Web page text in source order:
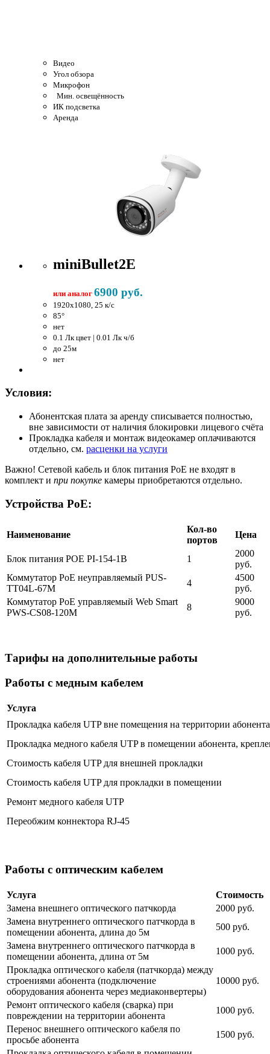
Видео
Угол обзора
Микрофон
Мин. освещённость
ИК подсветка
Аренда
miniBullet2E
или аналог 6900 руб.
1920x1080, 25 к/c
85°
нет
0.1 Лк цвет | 0.01 Лк ч/б
до 25м
нет
Условия:
Абонентская плата за аренду списывается полностью,
вне зависимости от наличия блокировки лицевого счёта
Прокладка кабеля и монтаж видеокамер оплачиваются
отдельно, см. расценки на услуги
Важно! Сетевой кабель и блок питания PoE не входят в
комплект и при покупке камеры приобретаются отдельно.
Устройства PoE:
Наименование
Кол-во
портов
Цена
Блок питания POE PI-154-1B 1
2000
руб.
Коммутатор PoE неуправляемый PUS-
TT04L-67M
4
4500
руб.
Коммутатор PoE управляемый Web Smart
PWS-CS08-120M
8
9000
руб.
Тарифы на дополнительные работы
Работы с медным кабелем
Услуга
Прокладка кабеля UTP вне помещения на территории
Прокладка медного кабеля UTP в помещении абонента,
Стоимость кабеля UTP для внешней прокладки
Стоимость кабеля UTP для прокладки в помещении
Ремонт медного кабеля UTP
Переобжим коннектора RJ-45
Работы с оптическим кабелем
Услуга
Стоимость
Замена внешнего оптического патчкорда
2000 руб.
Замена внутреннего оптического патчкорда в
помещении абонента, длина до 5м
500 руб.
Замена внутреннего оптического патчкорда в
помещении абонента, длина от 5м
1000 руб.
Прокладка оптического кабеля (патчкорда) между
строениями абонента (подключение
оборудования абонента через медиаконвертеры)
10000 руб.
Ремонт оптического кабеля (сварка) при
повреждении на территории абонента
1000 руб.
Перенос внешнего оптического кабеля по
просьбе абонента
1500 руб.